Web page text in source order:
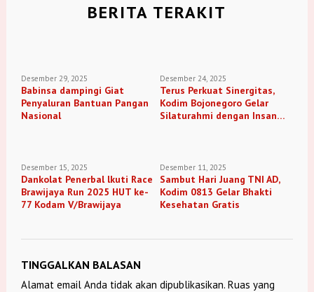
BERITA TERAKIT
Desember 29, 2025
Babinsa dampingi Giat
Penyaluran Bantuan Pangan
Nasional
Desember 24, 2025
Terus Perkuat Sinergitas,
Kodim Bojonegoro Gelar
Silaturahmi dengan Insan
Desember 15, 2025
Dankolat Penerbal lkuti Race
Brawijaya Run 2025 HUT ke-
77 Kodam V/Brawijaya
Desember 11, 2025
Sambut Hari Juang TNI AD,
Kodim 0813 Gelar Bhakti
Kesehatan Gratis
TINGGALKAN BALASAN
Alamat email Anda tidak akan dipublikasikan. Ruas yang